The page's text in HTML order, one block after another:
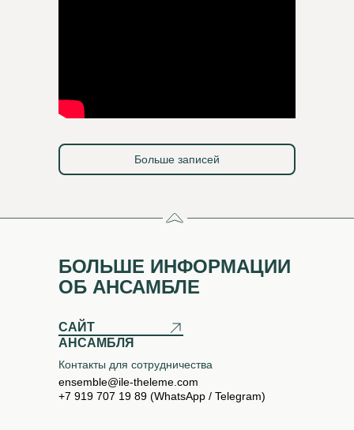
Больше записей
БОЛЬШЕ ИНФОРМАЦИИ
ОБ АНСАМБЛЕ
САЙТ
АНСАМБЛЯ
Контакты для сотрудничества
ensemble@ile-theleme.com
+7 919 707 19 89 (WhatsApp / Telegram)